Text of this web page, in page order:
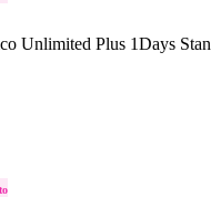
Unlimited Plus 1Days